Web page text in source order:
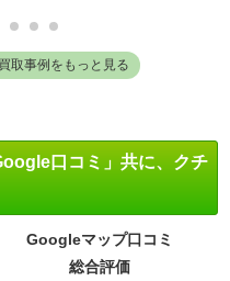
取事例をもっと見る
口コミ」共に、クチ
Googleマップ口コミ
総合評価